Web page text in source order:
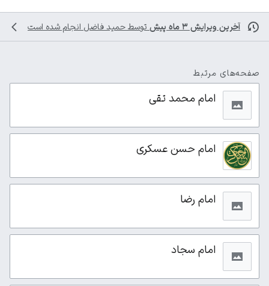
آخرین ویرایش ۳ ماه پیش توسط حمید فاضل انجام شده است
صفحه‌های مرتبط
امام محمد تقی
امام حسن عسکری
امام رضا
امام سجاد